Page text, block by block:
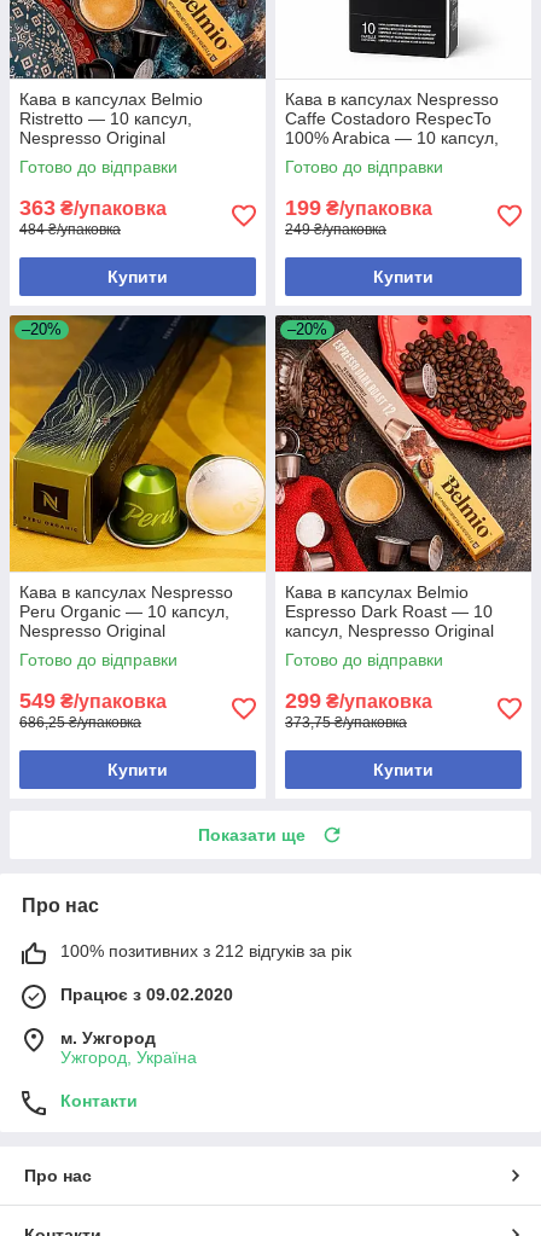
Кава в капсулах Belmio
Ristretto — 10 капсул,
Nespresso Original
Готово до відправки
363 ₴/упаковка
484 ₴/упаковка
Купити
Кава в капсулах Nespresso
Caffe Costadoro RespecTo
100% Arabica — 10 капсул,
Nespresso Original
Готово до відправки
199 ₴/упаковка
249 ₴/упаковка
Купити
–20%
Кава в капсулах Nespresso
Peru Organic — 10 капсул,
Nespresso Original
Готово до відправки
549 ₴/упаковка
686,25 ₴/упаковка
Купити
–20%
Кава в капсулах Belmio
Espresso Dark Roast — 10
капсул, Nespresso Original
Готово до відправки
299 ₴/упаковка
373,75 ₴/упаковка
Купити
Показати ще
Про нас
100% позитивних з 212 відгуків за рік
Працює з 09.02.2020
м. Ужгород
Ужгород, Україна
Контакти
Про нас